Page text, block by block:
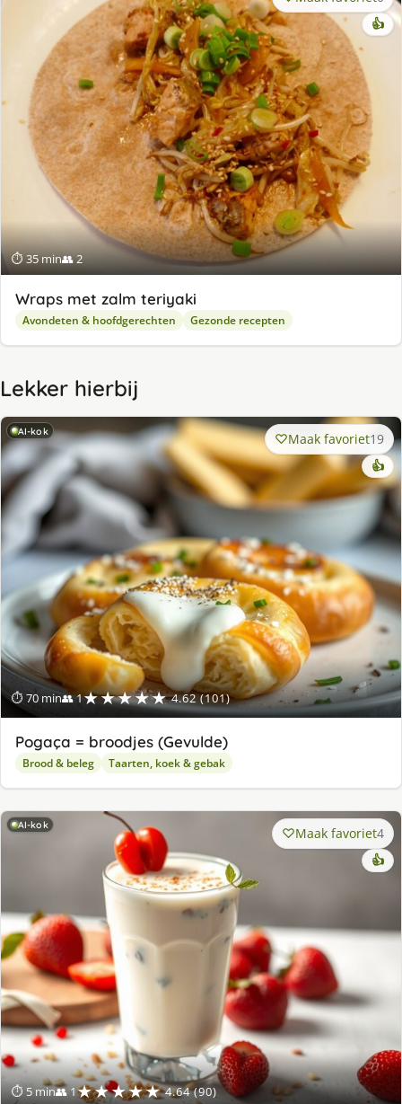
⏱ 35 min👥 2
👍
Wraps met zalm teriyaki
Avondeten & hoofdgerechten Gezonde recepten
Lekker hierbij
AI-kok
⏱ 70 min👥 1★★★★★ 4.62 (101)
Maak favoriet19
👍
Pogaça = broodjes (Gevulde)
Brood & beleg Taarten, koek & gebak
AI-kok
⏱ 5 min👥 1★★★★★ 4.64 (90)
Maak favoriet4
👍